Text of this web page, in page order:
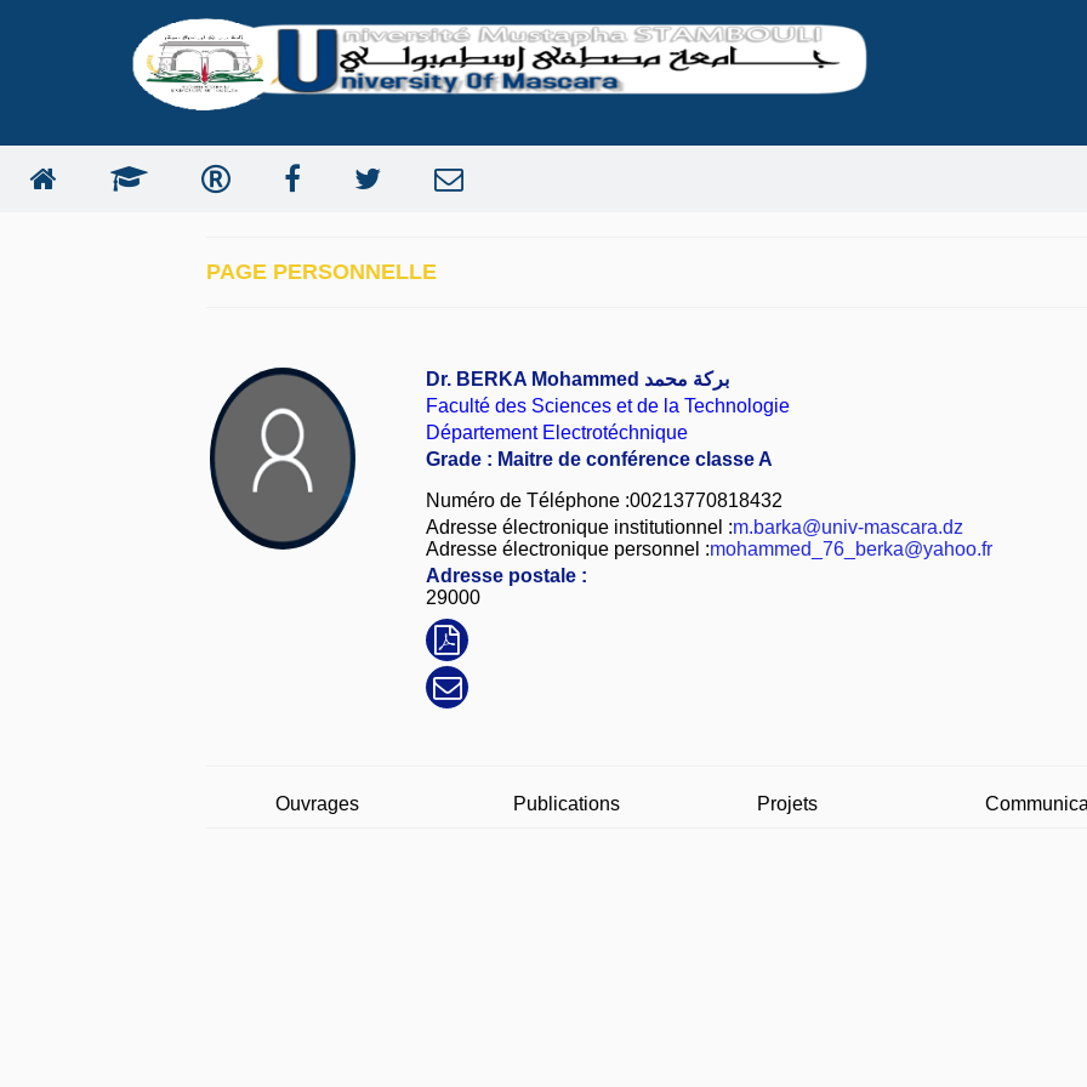
PAGE PERSONNELLE
Dr. BERKA Mohammed بركة محمد
Faculté des Sciences et de la Technologie
Département Electrotéchnique
Grade : Maitre de conférence classe A
Numéro de Téléphone :00213770818432
Adresse électronique institutionnel :m.barka@univ-mascara.dz
Adresse électronique personnel :mohammed_76_berka@yahoo.fr
Adresse postale :
29000
Ouvrages Publications Projets